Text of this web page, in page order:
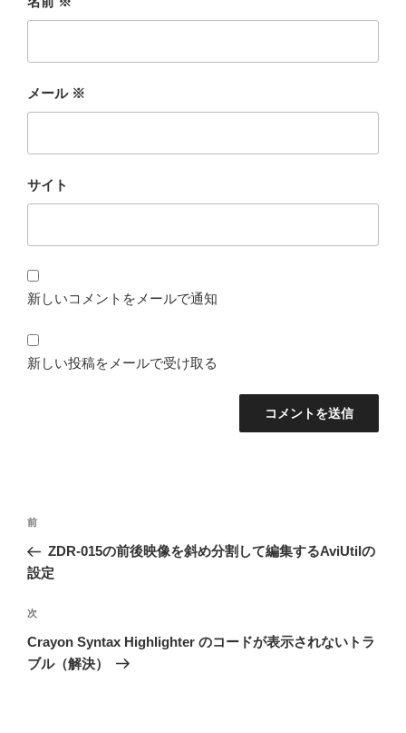
メール ※
サイト
新しいコメントをメールで通知
新しい投稿をメールで受け取る
投
ナ
ゲ
ー
シ
前
の
投
前
ZDR-015の前後映像を斜め分割して編集するAviUtilの
設定
次
の
投
次
Crayon Syntax Highlighter のコードが表示されないトラ
ブル（解決）